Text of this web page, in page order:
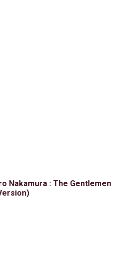
Nakamura : The Gentlemen